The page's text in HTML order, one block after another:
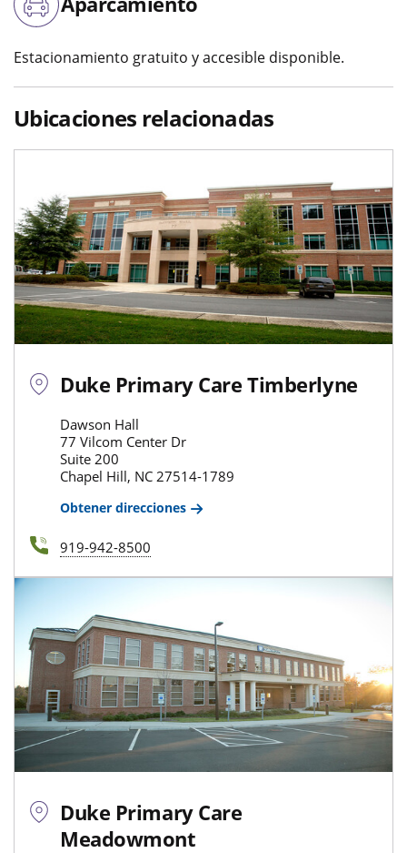
Estacionamiento gratuito y accesible disponible.
Ubicaciones relacionadas
Duke Primary Care Timberlyne
Dawson Hall
77 Vilcom Center Dr
Suite 200
Chapel Hill, NC 27514-1789
Obtener direcciones
919-942-8500
Duke Primary Care
Meadowmont